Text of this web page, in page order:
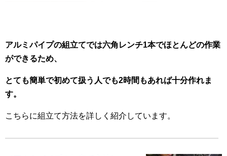
アルミパイプの組立てでは六角レンチ1本でほとんどの作業
ができるため、
とても簡単で初めて扱う人でも2時間もあれば十分作れま
す。
こちらに組立て方法を詳しく紹介しています。